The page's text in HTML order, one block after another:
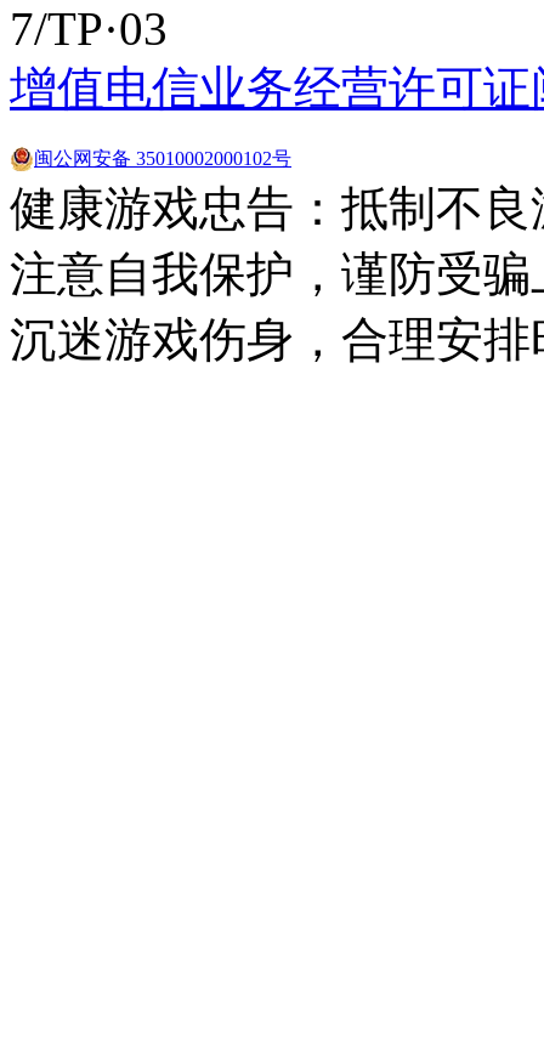
7/TP·03
增值电信业务经营许可证
闽公网安备 35010002000102号
健康游戏忠告：抵制不
注意自我保护，谨防受
沉迷游戏伤身，合理安